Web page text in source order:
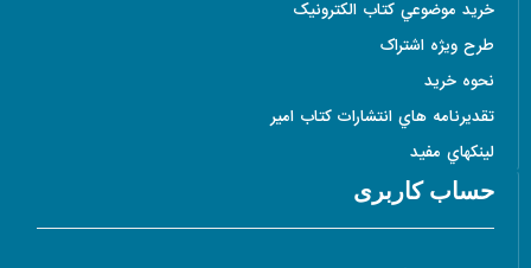
خريد موضوعي کتاب الکترونيک
طرح ويژه اشتراک
نحوه خريد
تقديرنامه هاي انتشارات کتاب امير
لينکهاي مفيد
حساب کاربری